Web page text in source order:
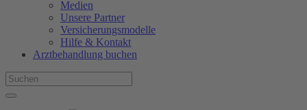
Medien
Unsere Partner
Versicherungsmodelle
Hilfe & Kontakt
Arztbehandlung buchen